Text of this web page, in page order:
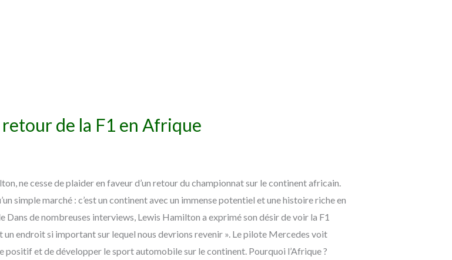
de la F1 en Afrique
ne cesse de plaider en faveur d’un retour du championnat sur le continent africain.
simple marché : c’est un continent avec un immense potentiel et une histoire riche en
de nombreuses interviews, Lewis Hamilton a exprimé son désir de voir la F1
un endroit si important sur lequel nous devrions revenir ». Le pilote Mercedes voit
positif et de développer le sport automobile sur le continent. Pourquoi l’Afrique ?